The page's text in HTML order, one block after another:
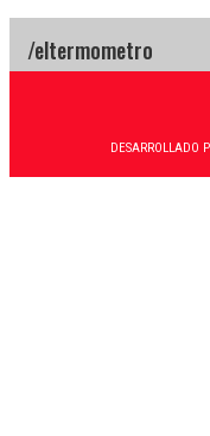
DESARROLLADO